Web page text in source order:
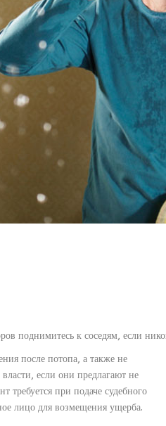
поднимитесь к соседям, если
после потопа, а также не
если они предлагают не
требуется при подаче судебного
лицо для возмещения ущерба.